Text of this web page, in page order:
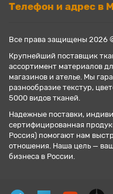
Телефон и адрес в
Все права защищены 2026
Крупнейший поставщик
ассортимент материалов
магазинов и ателье. Мы
разнообразие текстур,
5000 видов тканей.
Надежные поставки,
сертифицированная
Россия) помогают нам
отношения. Наша цель —
бизнеса в России.